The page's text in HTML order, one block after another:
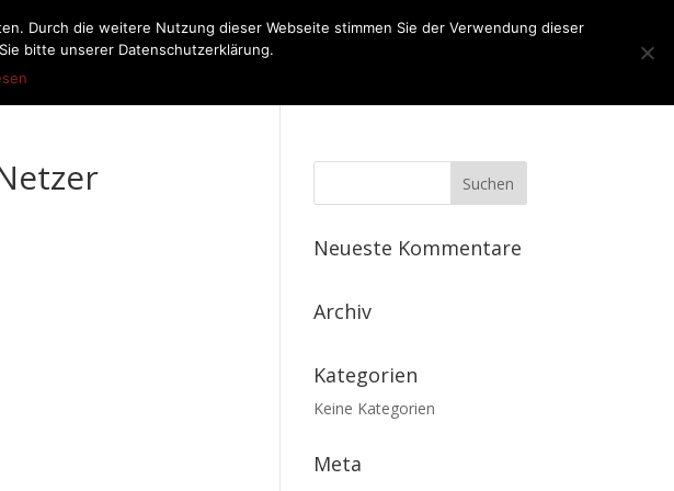
Produkte Referenzen Kontakt
Neueste Kommentare
Archiv
Kategorien
Keine Kategorien
Meta
Durch die weitere Nutzung dieser Webseite stimmen Sie der Verwendung dieser
bitte unserer Datenschutzerklärung.